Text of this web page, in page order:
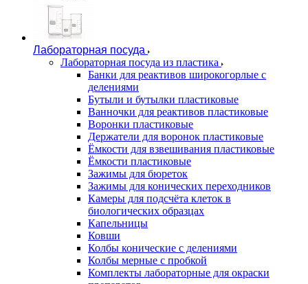
Лабораторная посуда
Лабораторная посуда из пластика
Банки для реактивов широкогорлые с
делениями
Бутыли и бутылки пластиковые
Ванночки для реактивов пластиковые
Воронки пластиковые
Держатели для воронок пластиковые
Ёмкости для взвешивания пластиковые
Ёмкости пластиковые
Зажимы для бюреток
Зажимы для конических переходников
Камеры для подсчёта клеток в
биологических образцах
Капельницы
Ковши
Колбы конические с делениями
Колбы мерные с пробкой
Комплекты лабораторные для окраски